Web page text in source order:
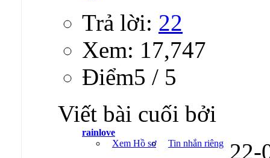
Trả lời: 22
Xem: 17,747
Ðiểm5 / 5
Viết bài cuối bởi
rainlove
Xem Hồ sơ
Tin nhắn riêng 22-